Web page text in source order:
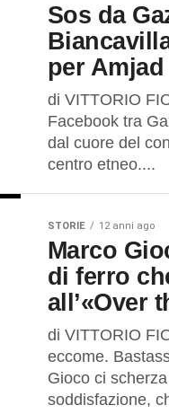
Sos da
per Amjad
di VITTORIO
Facebook tra
dal cuore del
centro etneo....
STORIE 12 anni ago
Marco
di ferro
all’«Over
di VITTORIO
eccome.
Gioco ci
soddisfazione,